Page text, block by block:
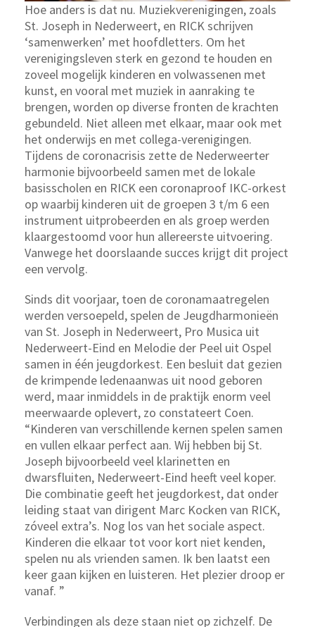
Hoe anders is dat nu. Muziekverenigingen, zoals
St. Joseph in Nederweert, en RICK schrijven
‘samenwerken’ met hoofdletters. Om het
verenigingsleven sterk en gezond te houden en
zoveel mogelijk kinderen en volwassenen met
kunst, en vooral met muziek in aanraking te
brengen, worden op diverse fronten de krachten
gebundeld. Niet alleen met elkaar, maar ook met
het onderwijs en met collega-verenigingen.
Tijdens de coronacrisis zette de Nederweerter
harmonie bijvoorbeeld samen met de lokale
basisscholen en RICK een coronaproof IKC-orkest
op waarbij kinderen uit de groepen 3 t/m 6 een
instrument uitprobeerden en als groep werden
klaargestoomd voor hun allereerste uitvoering.
Vanwege het doorslaande succes krijgt dit project
een vervolg.
Sinds dit voorjaar, toen de coronamaatregelen
werden versoepeld, spelen de Jeugdharmonieën
van St. Joseph in Nederweert, Pro Musica uit
Nederweert-Eind en Melodie der Peel uit Ospel
samen in één jeugdorkest. Een besluit dat gezien
de krimpende ledenaanwas uit nood geboren
werd, maar inmiddels in de praktijk enorm veel
meerwaarde oplevert, zo constateert Coen.
“Kinderen van verschillende kernen spelen samen
en vullen elkaar perfect aan. Wij hebben bij St.
Joseph bijvoorbeeld veel klarinetten en
dwarsfluiten, Nederweert-Eind heeft veel koper.
Die combinatie geeft het jeugdorkest, dat onder
leiding staat van dirigent Marc Kocken van RICK,
zóveel extra’s. Nog los van het sociale aspect.
Kinderen die elkaar tot voor kort niet kenden,
spelen nu als vrienden samen. Ik ben laatst een
keer gaan kijken en luisteren. Het plezier droop er
vanaf. ”
Verbindingen als deze staan niet op zichzelf. De